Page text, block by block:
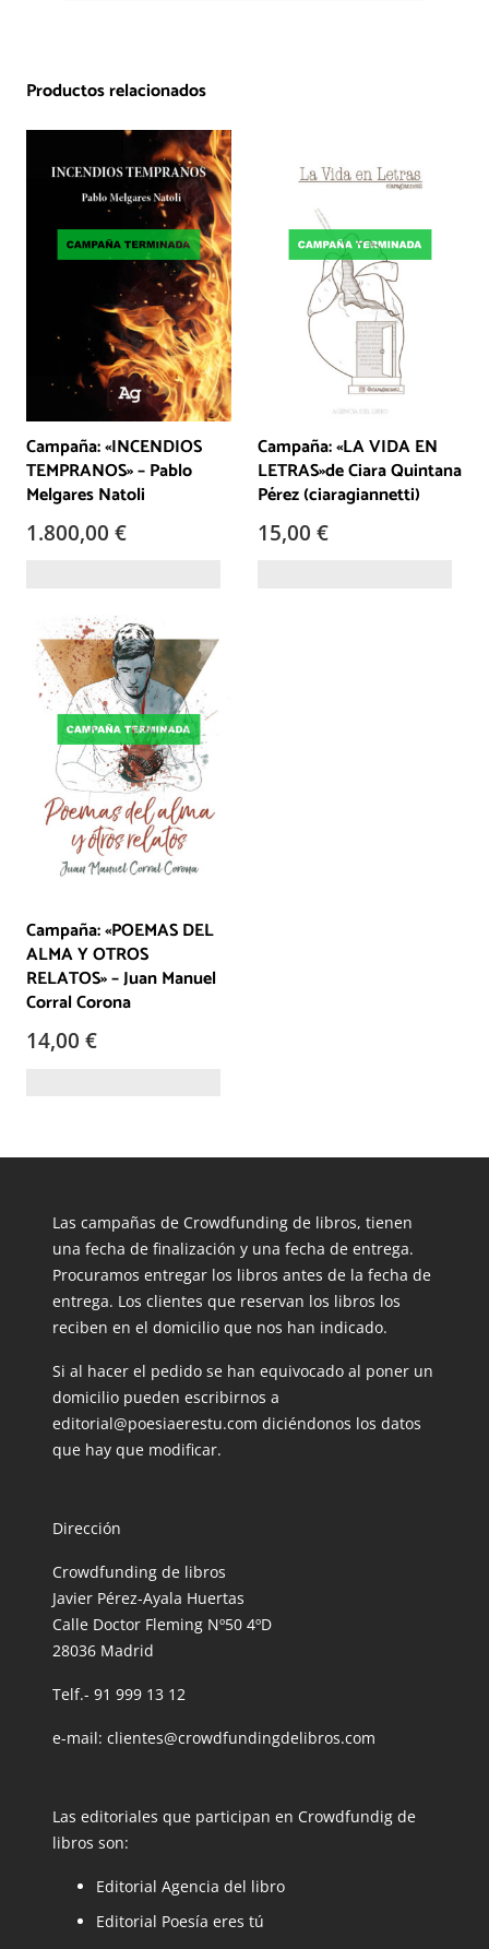
Productos relacionados
Campaña: «INCENDIOS
TEMPRANOS» – Pablo
Melgares Natoli
1.800,00 €
Campaña: «LA VIDA EN
LETRAS»de Ciara Quintana
Pérez (ciaragiannetti)
15,00 €
Campaña: «POEMAS DEL
ALMA Y OTROS
RELATOS» – Juan Manuel
Corral Corona
14,00 €
Las campañas de Crowdfunding de libros, tienen
una fecha de finalización y una fecha de entrega.
Procuramos entregar los libros antes de la fecha de
entrega. Los clientes que reservan los libros los
reciben en el domicilio que nos han indicado.
Si al hacer el pedido se han equivocado al poner un
domicilio pueden escribirnos a
editorial@poesiaerestu.com diciéndonos los datos
que hay que modificar.
Dirección
Crowdfunding de libros
Javier Pérez-Ayala Huertas
Calle Doctor Fleming Nº50 4ºD
28036 Madrid
Telf.- 91 999 13 12
e-mail: clientes@crowdfundingdelibros.com
Las editoriales que participan en Crowdfundig de
libros son:
Editorial Agencia del libro
Editorial Poesía eres tú